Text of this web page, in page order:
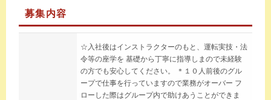
募集内容
☆入社後はインストラクターのもと、運転実技・法
令等の座学を 基礎から丁寧に指導しまので未経験
の方でも安心してください。 ＊１０人前後のグル
ープで仕事を行っていますので業務がオーバー フ
ローした際はグループ内で助けあうことができま